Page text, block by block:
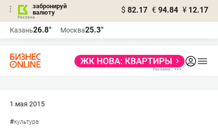
забронируй
валюту
$ 82.17 € 94.84 ¥ 12.17
Казань26.8° Москва25.3°
1 мая 2015
#культура